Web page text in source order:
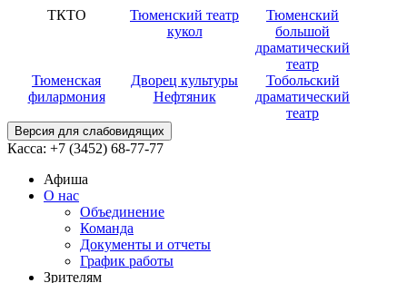
ТКТО
Тюменский театр
кукол
Тюменский
большой
драматический
театр
Тюменская
филармония
Дворец культуры
Нефтяник
Тобольский
драматический
театр
Версия для слабовидящих
Касса: +7 (3452) 68-77-77
Афиша
О нас
Объединение
Команда
Документы и отчеты
График работы
Зрителям